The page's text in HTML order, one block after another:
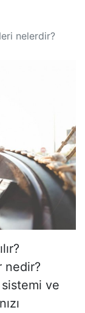
nelerdir?
nedir?
ve